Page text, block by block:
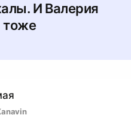
И Валерия
тоже